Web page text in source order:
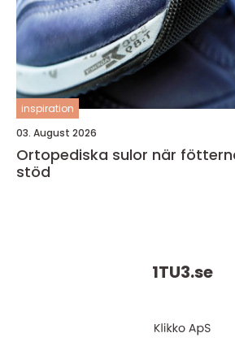
inspiration
03. August 2026
Ortopediska sulor när fötterna behöver mer
stöd
1TU3.se